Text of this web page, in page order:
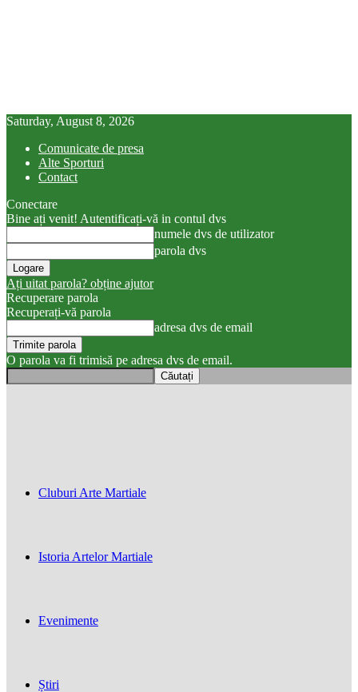
Saturday, August 8, 2026
Comunicate de presa
Alte Sporturi
Contact
Conectare
Bine ați venit! Autentificați-vă in contul dvs
numele dvs de utilizator
parola dvs
Ați uitat parola? obține ajutor
Recuperare parola
Recuperați-vă parola
adresa dvs de email
O parola va fi trimisă pe adresa dvs de email.
Cluburi Arte Martiale
Istoria Artelor Martiale
Evenimente
Știri